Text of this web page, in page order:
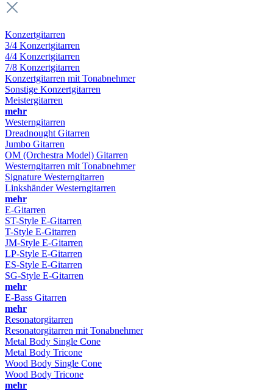
Konzertgitarren
3/4 Konzertgitarren
4/4 Konzertgitarren
7/8 Konzertgitarren
Konzertgitarren mit Tonabnehmer
Sonstige Konzertgitarren
Meistergitarren
mehr
Westerngitarren
Dreadnought Gitarren
Jumbo Gitarren
OM (Orchestra Model) Gitarren
Westerngitarren mit Tonabnehmer
Signature Westerngitarren
Linkshänder Westerngitarren
mehr
E-Gitarren
ST-Style E-Gitarren
T-Style E-Gitarren
JM-Style E-Gitarren
LP-Style E-Gitarren
ES-Style E-Gitarren
SG-Style E-Gitarren
mehr
E-Bass Gitarren
mehr
Resonatorgitarren
Resonatorgitarren mit Tonabnehmer
Metal Body Single Cone
Metal Body Tricone
Wood Body Single Cone
Wood Body Tricone
mehr